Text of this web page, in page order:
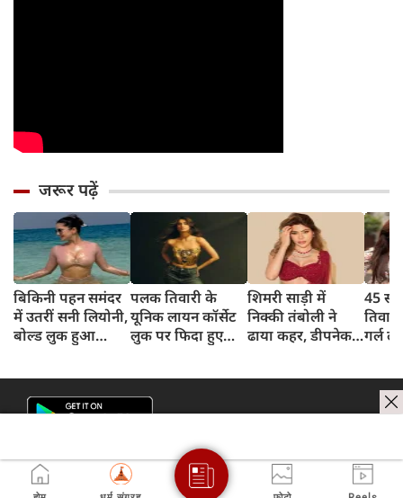
जरूर पढ़ें
बिकिनी पहन समंदर
में उतरीं सनी लियोनी,
बोल्ड लुक हुआ
पलक तिवारी के
यूनिक लायन कॉर्सेट
लुक पर फिदा हुए
शिमरी साड़ी में
निक्की तंबोली ने
ढाया कहर, डीपनेक
45
गर्ल